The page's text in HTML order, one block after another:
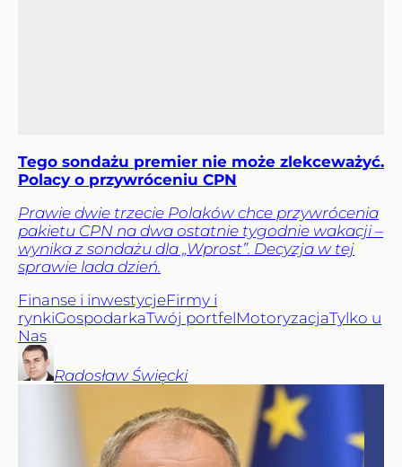
Tego sondażu premier nie może zlekceważyć.
Polacy o przywróceniu CPN
Prawie dwie trzecie Polaków chce przywrócenia
pakietu CPN na dwa ostatnie tygodnie wakacji –
wynika z sondażu dla „Wprost”. Decyzja w tej
sprawie lada dzień.
Finanse i inwestycjeFirmy i
rynkiGospodarkaTwój portfelMotoryzacjaTylko u
Nas
Radosław Święcki